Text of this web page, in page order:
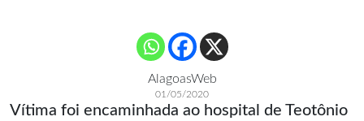
AlagoasWeb
01/05/2020
Vítima foi encaminhada ao hospital de Teotônio